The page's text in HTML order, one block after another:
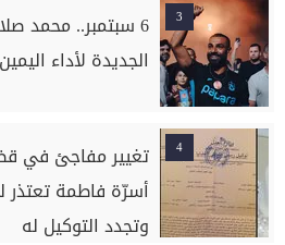
3
6 سبتمبر.. محمد
الجديدة لأداء
4
تغيير مفاجئ في
أسرّة فاطمة تعتذر
وتجدد التوكيل له